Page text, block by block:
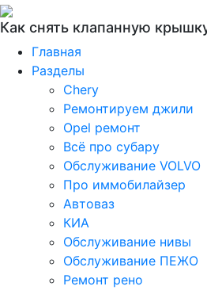
Как снять клапанную
Главная
Разделы
Chery
Ремонтируем джили
Opel ремонт
Всё про субару
Обслуживание VOLVO
Про иммобилайзер
Автоваз
КИА
Обслуживание нивы
Обслуживание ПЕЖО
Ремонт рено